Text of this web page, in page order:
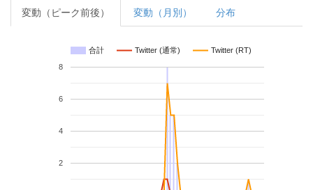
変動（ピーク前後） 変動（月別） 分布
合計 Twitter (通常) Twitter (RT)
2
4
6
8